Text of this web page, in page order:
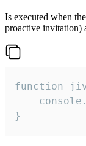
Is executed when
proactive invitation)
function
}